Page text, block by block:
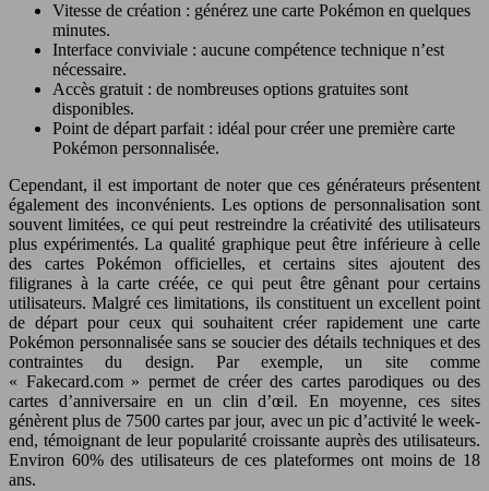
Vitesse de création : générez une carte Pokémon en quelques
minutes.
Interface conviviale : aucune compétence technique n’est
nécessaire.
Accès gratuit : de nombreuses options gratuites sont
disponibles.
Point de départ parfait : idéal pour créer une première carte
Pokémon personnalisée.
Cependant, il est important de noter que ces générateurs présentent
également des inconvénients. Les options de personnalisation sont
souvent limitées, ce qui peut restreindre la créativité des utilisateurs
plus expérimentés. La qualité graphique peut être inférieure à celle
des cartes Pokémon officielles, et certains sites ajoutent des
filigranes à la carte créée, ce qui peut être gênant pour certains
utilisateurs. Malgré ces limitations, ils constituent un excellent point
de départ pour ceux qui souhaitent créer rapidement une carte
Pokémon personnalisée sans se soucier des détails techniques et des
contraintes du design. Par exemple, un site comme
« Fakecard.com » permet de créer des cartes parodiques ou des
cartes d’anniversaire en un clin d’œil. En moyenne, ces sites
génèrent plus de 7500 cartes par jour, avec un pic d’activité le week-
end, témoignant de leur popularité croissante auprès des utilisateurs.
Environ 60% des utilisateurs de ces plateformes ont moins de 18
ans.